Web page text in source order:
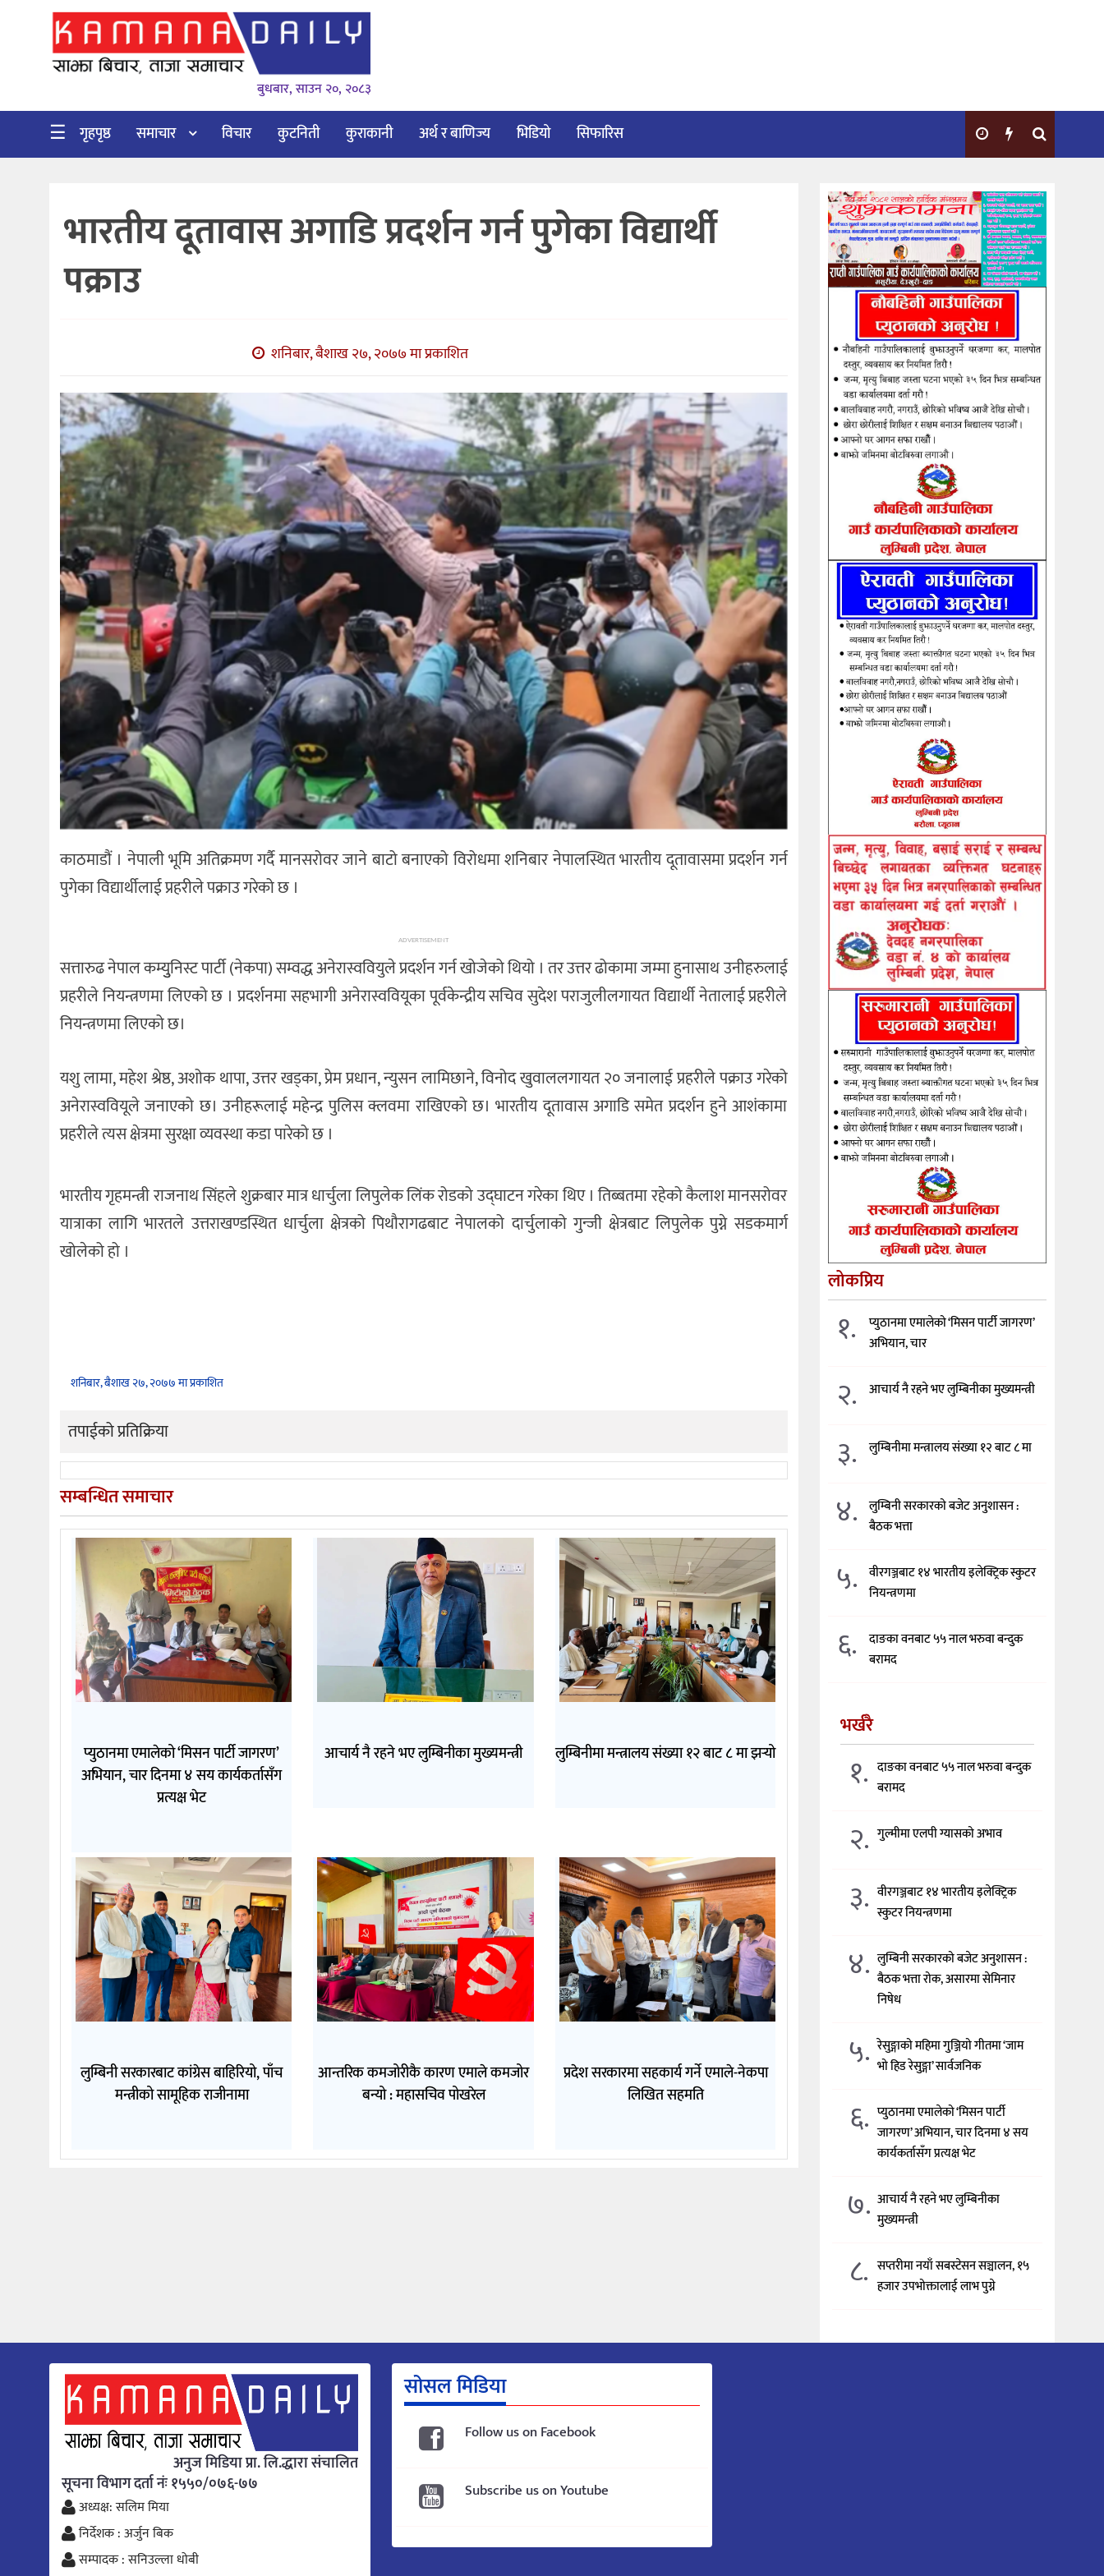
गृहपृष्ठ
विचार
कुटनिती
बाणिज्य
बुधबार, साउन २०, २०८३
☰ गृहपृष्ठ समाचार विचार कुटनिती कुराकानी अर्थ र बाणिज्य भिडियो सिफारिस
भारतीय दूतावास अगाडि प्रदर्शन गर्न पुगेका विद्यार्थी
पक्राउ
शनिबार, बैशाख २७, २०७७ मा प्रकाशित
काठमाडौं । नेपाली भूमि अतिक्रमण गर्दै मानसरोवर जाने बाटो बनाएको विरोधमा शनिबार नेपालस्थित भारतीय दूतावासमा प्रदर्शन गर्न
पुगेका विद्यार्थीलाई प्रहरीले पक्राउ गरेको छ ।
ADVERTISEMENT
सत्तारुढ नेपाल कम्युुनिस्ट पार्टी (नेकपा) सम्वद्ध अनेरास्ववियुले प्रदर्शन गर्न खोजेको थियो । तर उत्तर ढोकामा जम्मा हुनासाथ उनीहरुलाई
प्रहरीले नियन्त्रणमा लिएको छ । प्रदर्शनमा सहभागी अनेरास्ववियूका पूर्वकेन्द्रीय सचिव सुदेश पराजुलीलगायत विद्यार्थी नेतालाई प्रहरीले
नियन्त्रणमा लिएको छ।
यशु लामा, महेश श्रेष्ठ, अशोक थापा, उत्तर खड्का, प्रेम प्रधान, न्युसन लामिछाने, विनोद खुवाललगायत २० जनालाई प्रहरीले पक्राउ गरेको
अनेरास्ववियूले जनाएको छ। उनीहरूलाई महेन्द्र पुलिस क्लवमा राखिएको छ। भारतीय दूतावास अगाडि समेत प्रदर्शन हुने आशंकामा
प्रहरीले त्यस क्षेत्रमा सुरक्षा व्यवस्था कडा पारेको छ ।
भारतीय गृहमन्त्री राजनाथ सिंहले शुक्रबार मात्र धार्चुला लिपुलेक लिंक रोडको उद्घाटन गरेका थिए । तिब्बतमा रहेको कैलाश मानसरोवर
यात्राका लागि भारतले उत्तराखण्डस्थित धार्चुला क्षेत्रको पिथौरागढबाट नेपालको दार्चुलाको गुन्जी क्षेत्रबाट लिपुलेक पुग्ने सडकमार्ग
खोलेको हो ।
शनिबार, बैशाख २७, २०७७ मा प्रकाशित
तपाईको प्रतिक्रिया
सम्बन्धित समाचार
प्युठानमा एमालेको ‘मिसन पार्टी जागरण’
अभियान, चार दिनमा ४ सय कार्यकर्तासँग
प्रत्यक्ष भेट
आचार्य नै रहने भए लुम्बिनीका मुख्यमन्त्री लुम्बिनीमा मन्त्रालय संख्या १२ बाट ८ मा झर्‍यो
लुम्बिनी सरकारबाट कांग्रेस बाहिरियो, पाँच
मन्त्रीको सामूहिक राजीनामा
आन्तरिक कमजोरीकै कारण एमाले कमजोर
बन्यो : महासचिव पोखरेल
प्रदेश सरकारमा सहकार्य गर्ने एमाले-नेकपा
लिखित सहमति
लोकप्रिय
१.
प्युठानमा एमालेको ‘मिसन पार्टी जागरण’
अभियान, चार
२. आचार्य नै रहने भए लुम्बिनीका मुख्यमन्त्री
३. लुम्बिनीमा मन्त्रालय संख्या १२ बाट ८ मा
४.
लुम्बिनी सरकारको बजेट अनुशासन :
बैठक भत्ता
५.
वीरगञ्जबाट १४ भारतीय इलेक्ट्रिक स्कुटर
नियन्त्रणमा
६.
दाङका वनबाट ५५ नाल भरुवा बन्दुक
बरामद
भर्खरै
१. दाङका वनबाट ५५ नाल भरुवा बन्दुक
बरामद
२. गुल्मीमा एलपी ग्यासको अभाव
३. वीरगञ्जबाट १४ भारतीय इलेक्ट्रिक
स्कुटर नियन्त्रणमा
४. लुम्बिनी सरकारको बजेट अनुशासन :
बैठक भत्ता रोक, असारमा सेमिनार
निषेध
५. रेसुङ्गाको महिमा गुञ्जियो गीतमा ‘जाम
भो हिड रेसुङ्गा’ सार्वजनिक
६. प्युठानमा एमालेको ‘मिसन पार्टी
जागरण’ अभियान, चार दिनमा ४ सय
कार्यकर्तासँग प्रत्यक्ष भेट
७. आचार्य नै रहने भए लुम्बिनीका
मुख्यमन्त्री
८. सप्तरीमा नयाँ सबस्टेसन सञ्चालन, १५
हजार उपभोक्तालाई लाभ पुग्ने
अनुज मिडिया प्रा. लि.द्धारा संचालित
सूचना विभाग दर्ता नंः १५५०/०७६-७७
अध्यक्ष: सलिम मिया
निर्देशक : अर्जुन बिक
सम्पादक : सनिउल्ला धोबी
सोसल मिडिया
Follow us on Facebook
Subscribe us on Youtube